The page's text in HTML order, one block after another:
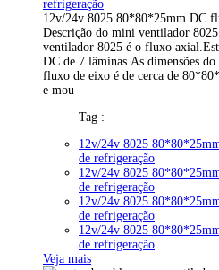
refrigeração
12v/24v 8025 80*80*25mm DC
Descrição do mini ventilador
ventilador 8025 é o fluxo
DC de 7 lâminas.As dimensões
fluxo de eixo é de cerca de
e mou
Tag :
12v/24v 8025
de refrigeração
12v/24v 8025
de refrigeração
12v/24v 8025
de refrigeração
12v/24v 8025
de refrigeração
Veja mais